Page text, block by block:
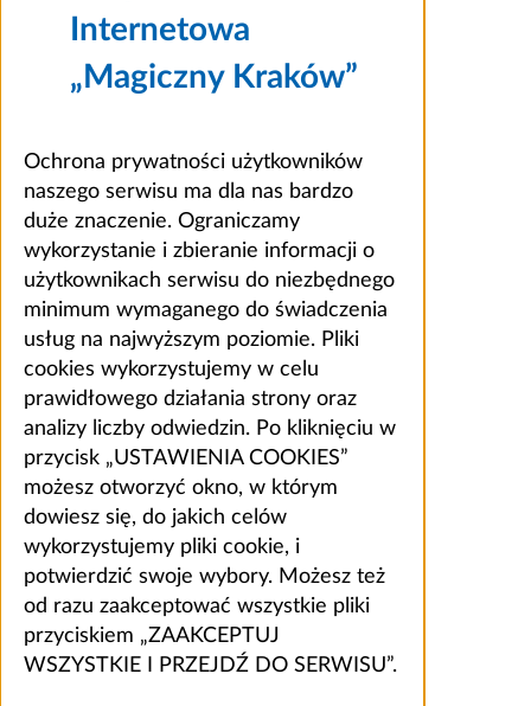
Internetowa
„Magiczny Kraków”
Ochrona prywatności użytkowników
naszego serwisu ma dla nas bardzo
duże znaczenie. Ograniczamy
wykorzystanie i zbieranie informacji o
użytkownikach serwisu do niezbędnego
minimum wymaganego do świadczenia
usług na najwyższym poziomie. Pliki
cookies wykorzystujemy w celu
prawidłowego działania strony oraz
analizy liczby odwiedzin. Po kliknięciu w
przycisk „USTAWIENIA COOKIES”
możesz otworzyć okno, w którym
dowiesz się, do jakich celów
wykorzystujemy pliki cookie, i
potwierdzić swoje wybory. Możesz też
od razu zaakceptować wszystkie pliki
przyciskiem „ZAAKCEPTUJ
WSZYSTKIE I PRZEJDŹ DO SERWISU”.